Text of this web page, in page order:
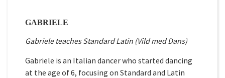
GABRIELE
Gabriele teaches Standard Latin (Vild med Dans)
Gabriele is an Italian dancer who started dancing
at the age of 6, focusing on Standard and Latin